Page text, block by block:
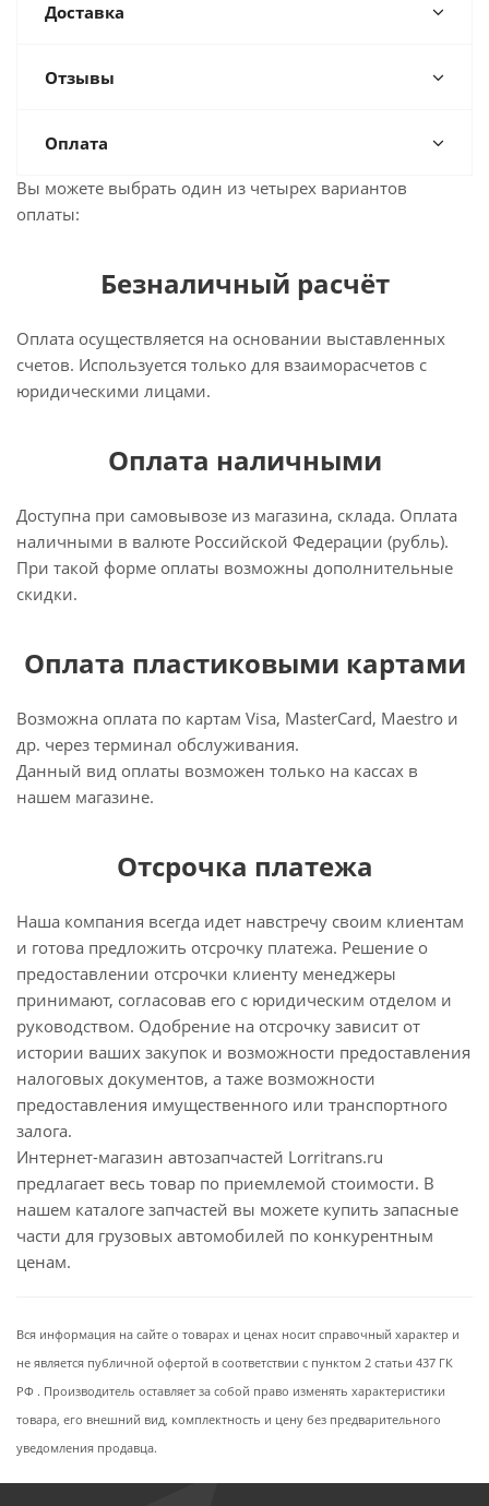
Доставка
Отзывы
Оплата
Вы можете выбрать один из четырех вариантов
оплаты:
Безналичный расчёт
Оплата осуществляется на основании выставленных
счетов. Используется только для взаиморасчетов с
юридическими лицами.
Оплата наличными
Доступна при самовывозе из магазина, склада. Оплата
наличными в валюте Российской Федерации (рубль).
При такой форме оплаты возможны дополнительные
скидки.
Оплата пластиковыми картами
Возможна оплата по картам Visa, MasterCard, Maestro и
др. через терминал обслуживания.
Данный вид оплаты возможен только на кассах в
нашем магазине.
Отсрочка платежа
Наша компания всегда идет навстречу своим клиентам
и готова предложить отсрочку платежа. Решение о
предоставлении отсрочки клиенту менеджеры
принимают, согласовав его с юридическим отделом и
руководством. Одобрение на отсрочку зависит от
истории ваших закупок и возможности предоставления
налоговых документов, а таже возможности
предоставления имущественного или транспортного
залога.
Интернет-магазин автозапчастей Lorritrans.ru
предлагает весь товар по приемлемой стоимости. В
нашем каталоге запчастей вы можете купить запасные
части для грузовых автомобилей по конкурентным
ценам.
Вся информация на сайте о товарах и ценах носит справочный характер и
не является публичной офертой в соответствии с пунктом 2 статьи 437 ГК
РФ . Производитель оставляет за собой право изменять характеристики
товара, его внешний вид, комплектность и цену без предварительного
уведомления продавца.